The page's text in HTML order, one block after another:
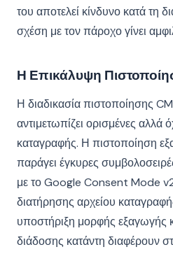
του αποτελεί κίνδυνο κατά τη
σχέση με τον πάροχο γίνει
Η Επικάλυψη
Η διαδικασία πιστοποίησης
αντιμετωπίζει ορισμένες αλλά
καταγραφής. Η πιστοποίηση
παράγει έγκυρες
με το Google Consent Mode
διατήρησης αρχείου
υποστήριξη μορφής εξαγωγής
διάδοσης κατάντη διαφέρουν